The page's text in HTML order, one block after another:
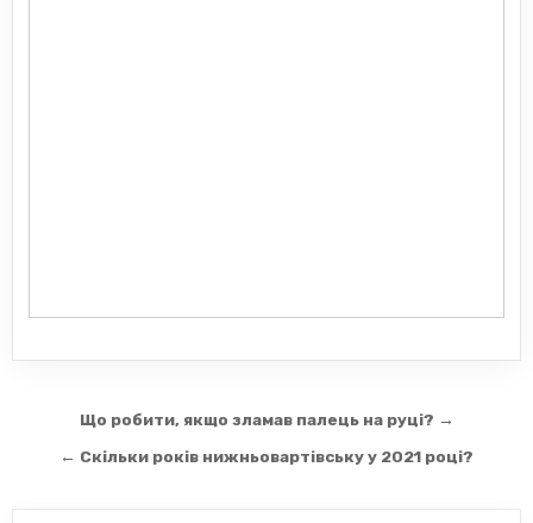
Навігація
записів
Що робити, якщо зламав палець на руці? →
← Скільки років нижньовартівську у 2021 році?